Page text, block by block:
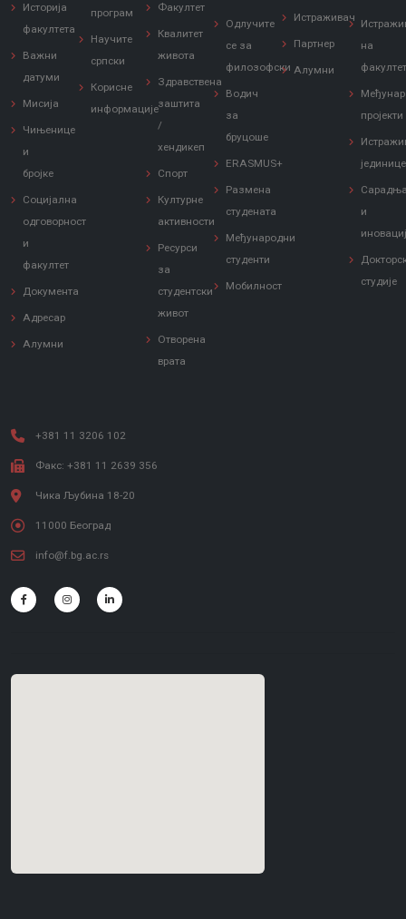
Историја
факултета
Важни
датуми
Мисија
Чињенице
и
бројке
Социјална
одговорност
и
факултет
Документа
Адресар
Алумни
програм
Научите
српски
Корисне
информације
Факултет
Квалитет
живота
Здравствена
заштита
/
хендикеп
Спорт
Културне
активности
Ресурси
за
студентски
живот
Отворена
врата
Одлучите
се за
филозофски
Водич
за
бруцоше
ERASMUS+
Размена
студената
Међународни
студенти
Мобилност
Истраживач
Партнер
Алумни
на
пројекти
јединице
и
студије
+381 11 3206 102
Факс: +381 11 2639 356
Чика Љубина 18-20
11000 Београд
info@f.bg.ac.rs